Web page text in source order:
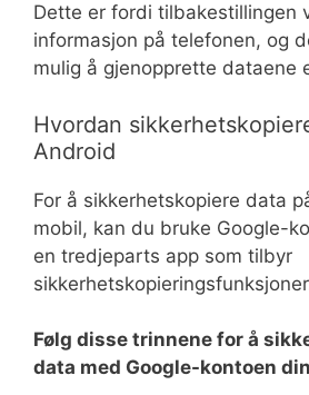
Dette er fordi tilbakestillingen
informasjon på telefonen, og
mulig å gjenopprette dataene
Hvordan
Android
For å sikkerhetskopiere data
mobil, kan du bruke Google-
en tredjeparts app som tilbyr
Følg disse trinnene for å
data med Google-kontoen